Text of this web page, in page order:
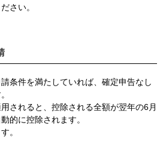
さい。
条件を満たしていれば、確定申告なし
されると、控除される全額が翌年の6月
的に控除されます。
。